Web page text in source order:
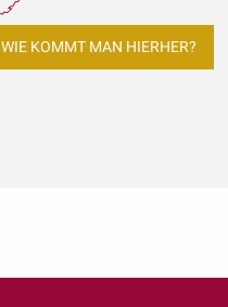
WIE KOMMT MAN HIERHER?